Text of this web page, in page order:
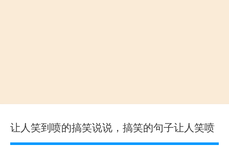
让人笑到喷的搞笑说说，搞笑的句子让人笑喷